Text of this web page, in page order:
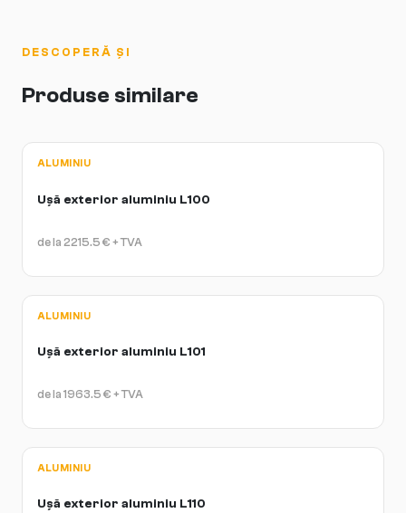
durabilitatea pe termen lung.
DESCOPERĂ ȘI
Produse similare
ALUMINIU
Ușă exterior aluminiu L100
de la 2215.5 € + TVA
ALUMINIU
Ușă exterior aluminiu L101
de la 1963.5 € + TVA
ALUMINIU
Ușă exterior aluminiu L110